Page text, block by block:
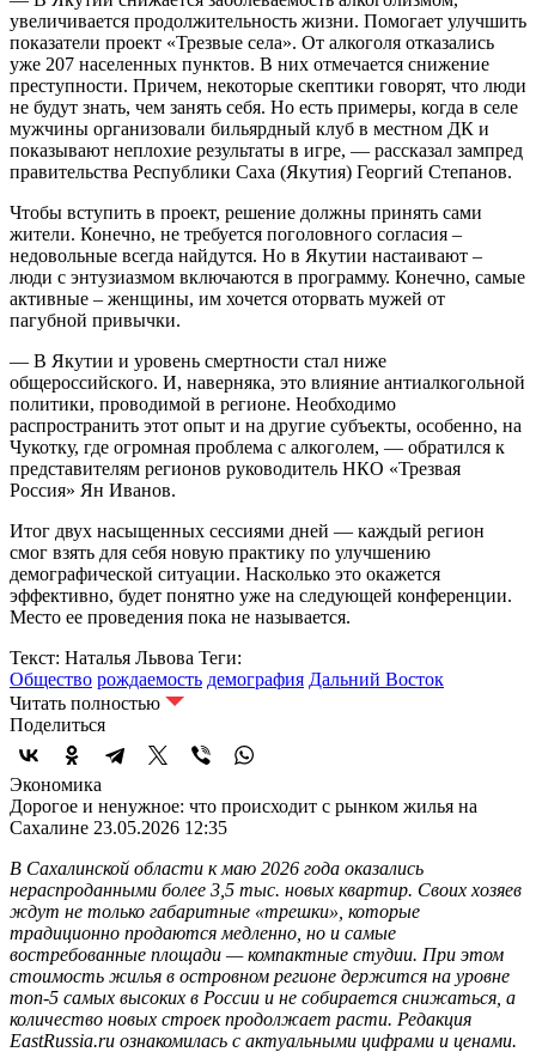
увеличивается продолжительность жизни. Помогает улучшить
показатели проект «Трезвые села». От алкоголя отказались
уже 207 населенных пунктов. В них отмечается снижение
преступности. Причем, некоторые скептики говорят, что люди
не будут знать, чем занять себя. Но есть примеры, когда в селе
мужчины организовали бильярдный клуб в местном ДК и
показывают неплохие результаты в игре, ― рассказал зампред
правительства Республики Саха (Якутия) Георгий Степанов.
Чтобы вступить в проект, решение должны принять сами
жители. Конечно, не требуется поголовного согласия –
недовольные всегда найдутся. Но в Якутии настаивают –
люди с энтузиазмом включаются в программу. Конечно, самые
активные – женщины, им хочется оторвать мужей от
пагубной привычки.
― В Якутии и уровень смертности стал ниже
общероссийского. И, наверняка, это влияние антиалкогольной
политики, проводимой в регионе. Необходимо
распространить этот опыт и на другие субъекты, особенно, на
Чукотку, где огромная проблема с алкоголем, ― обратился к
представителям регионов руководитель НКО «Трезвая
Россия» Ян Иванов.
Итог двух насыщенных сессиями дней ― каждый регион
смог взять для себя новую практику по улучшению
демографической ситуации. Насколько это окажется
эффективно, будет понятно уже на следующей конференции.
Место ее проведения пока не называется.
Текст: Наталья Львова Теги:
Общество рождаемость демография Дальний Восток
Читать полностью
Поделиться
Экономика
Дорогое и ненужное: что происходит с рынком жилья на
Сахалине 23.05.2026 12:35
В Сахалинской области к маю 2026 года оказались
нераспроданными более 3,5 тыс. новых квартир. Своих хозяев
ждут не только габаритные «трешки», которые
традиционно продаются медленно, но и самые
востребованные площади — компактные студии. При этом
стоимость жилья в островном регионе держится на уровне
топ-5 самых высоких в России и не собирается снижаться, а
количество новых строек продолжает расти. Редакция
EastRussia.ru ознакомилась с актуальными цифрами и ценами.